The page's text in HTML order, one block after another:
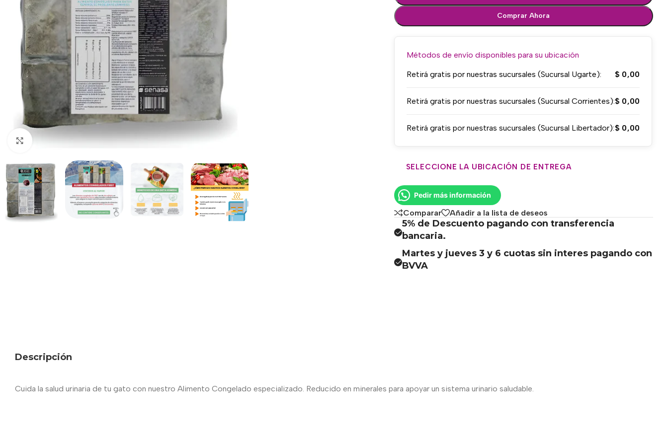
Haga clic para ampliar
Comprar Ahora
Métodos de envío disponibles para su ubicación
Retirá gratis por nuestras sucursales (Sucursal Ugarte): $ 0,00
Retirá gratis por nuestras sucursales (Sucursal Corrientes):$ 0,00
Retirá gratis por nuestras sucursales (Sucursal Libertador):$ 0,00
SELECCIONE LA UBICACIÓN DE ENTREGA
Pedir más información
Comparar Añadir a la lista de deseos
5% de Descuento pagando con transferencia
bancaria.
Martes y jueves 3 y 6 cuotas sin interes pagando con
BVVA
Descripción
Cuida la salud urinaria de tu gato con nuestro Alimento Congelado especializado. Reducido en minerales para apoyar un sistema urinario saludable.